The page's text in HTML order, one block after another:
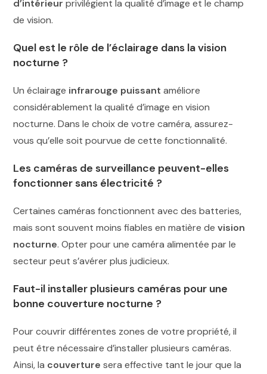
d’intérieur privilégient la qualité d’image et le champ
de vision.
Quel est le rôle de l’éclairage dans la vision
nocturne ?
Un éclairage infrarouge puissant améliore
considérablement la qualité d’image en vision
nocturne. Dans le choix de votre caméra, assurez-
vous qu’elle soit pourvue de cette fonctionnalité.
Les caméras de surveillance peuvent-elles
fonctionner sans électricité ?
Certaines caméras fonctionnent avec des batteries,
mais sont souvent moins fiables en matière devision
nocturne. Opter pour une caméra alimentée par le
secteur peut s’avérer plus judicieux.
Faut-il installer plusieurs caméras pour une
bonne couverture nocturne ?
Pour couvrir différentes zones de votre propriété, il
peut être nécessaire d’installer plusieurs caméras.
Ainsi, la couverture sera effective tant le jour que la